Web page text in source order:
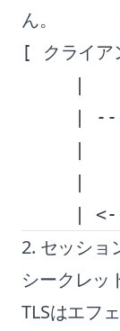
ん。
[ クラ
|
|
|
|
2. セッショ
シークレッ
TLSはエフ